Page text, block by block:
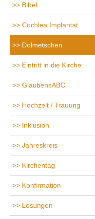
Bibel
Cochlea Implantat
Dolmetschen
Eintritt in die Kirche
GlaubensABC
Hochzeit / Trauung
Inklusion
Jahreskreis
Kirchentag
Konfirmation
Losungen